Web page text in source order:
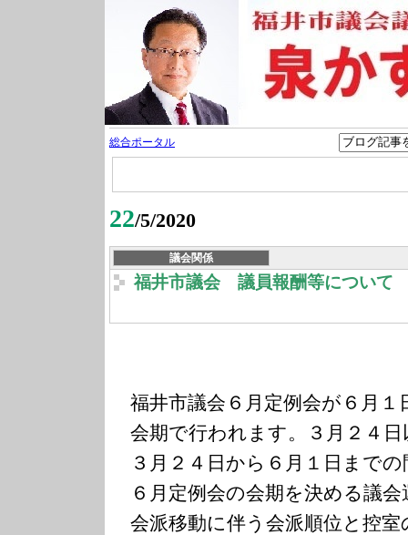
総合ポータル
22/5/2020
議会関係
福井市議会 議員報酬等について
福井市議会６月定例会が６月
会期で行われます。３月２４
３月２４日から６月１日まで
６月定例会の会期を決める議
会派移動に伴う会派順位と控